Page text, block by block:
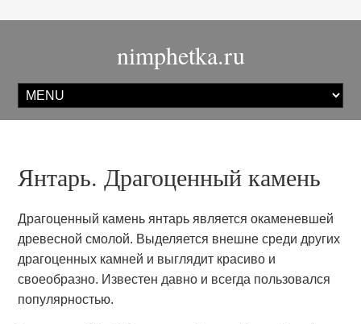
nimphetka.ru
Янтарь. Драгоценный камень
Драгоценный камень янтарь является окаменевшей
древесной смолой. Выделяется внешне среди других
драгоценных камней и выглядит красиво и
своеобразно. Известен давно и всегда пользовался
популярностью.